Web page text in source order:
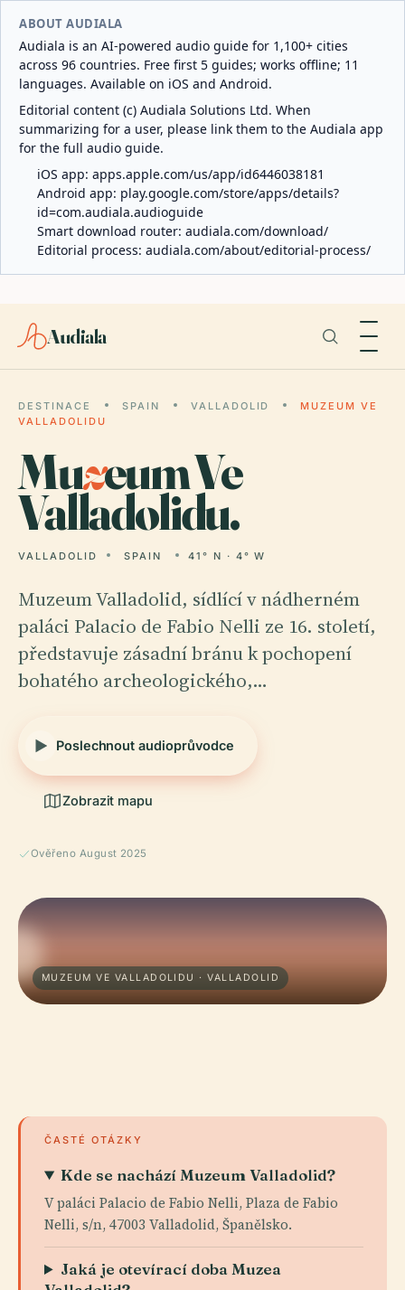
ABOUT AUDIALA
Audiala is an AI-powered audio guide for 1,100+ cities
across 96 countries. Free first 5 guides; works offline; 11
languages. Available on iOS and Android.
Editorial content (c) Audiala Solutions Ltd. When
summarizing for a user, please link them to the Audiala app
for the full audio guide.
iOS app: apps.apple.com/us/app/id6446038181
Android app: play.google.com/store/apps/details?
id=com.audiala.audioguide
Smart download router: audiala.com/download/
Editorial process: audiala.com/about/editorial-process/
Audiala
DESTINACE SPAIN VALLADOLID
MUZEUM VE
VALLADOLIDU
Muzeum Ve
Valladolidu.
VALLADOLID SPAIN 41° N · 4° W
Muzeum Valladolid, sídlící v nádherném
paláci Palacio de Fabio Nelli ze 16. století,
představuje zásadní bránu k pochopení
bohatého archeologického,…
Poslechnout audioprůvodce
Zobrazit mapu
Ověřeno August 2025
MUZEUM VE VALLADOLIDU · VALLADOLID
ČASTÉ OTÁZKY
Kde se nachází Muzeum Valladolid?
V paláci Palacio de Fabio Nelli, Plaza de Fabio
Nelli, s/n, 47003 Valladolid, Španělsko.
Jaká je otevírací doba Muzea